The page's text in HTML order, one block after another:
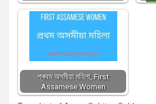
প্ৰথম অসমীয়া মহিলা, First
Assamese Women